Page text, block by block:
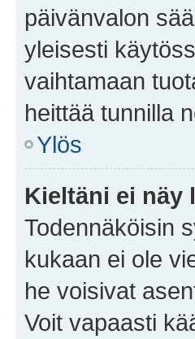
päivänvalon
yleisesti
vaihtamaan
heittää tunnilla
Ylös
Kieltäni ei näy
Todennäköisin
kukaan ei ole
he voisivat
Voit vapaasti